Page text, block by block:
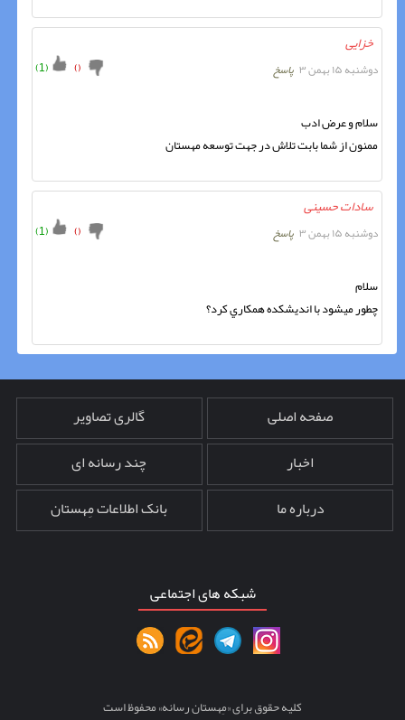
خزایی
دوشنبه ۱۵ بهمن ۳ پاسخ (
1
) (
)
سلام و عرض ادب
ممنون از شما بابت تلاش در جهت توسعه مهستان
سادات حسینی
دوشنبه ۱۵ بهمن ۳ پاسخ (
1
) (
)
سلام
چطور ميشود با انديشکده همکاري کرد؟
صفحه اصلی
اخبار
درباره ما
گالری تصاویر
چند رسانه ای
بانک اطلاعات مِهستان
شبکه های اجتماعی
کلیه حقوق برای «مِهستان رسانه» محفوظ است